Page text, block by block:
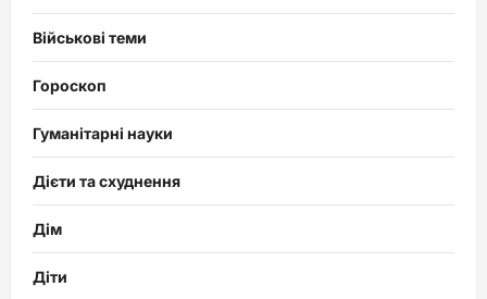
Військові теми
Гороскоп
Гуманітарні науки
Дієти та схуднення
Дім
Діти